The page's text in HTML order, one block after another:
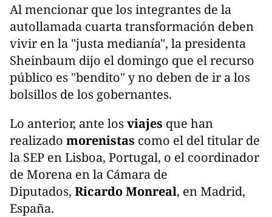
Al mencionar que los integrantes de la
autollamada cuarta transformación deben
vivir en la "justa medianía", la presidenta
Sheinbaum dijo el domingo que el recurso
público es "bendito" y no deben de ir a los
bolsillos de los gobernantes.
Lo anterior, ante los viajes que han
realizado morenistas como el del titular de
la SEP en Lisboa, Portugal, o el coordinador
de Morena en la Cámara de
Diputados, Ricardo Monreal, en Madrid,
España.